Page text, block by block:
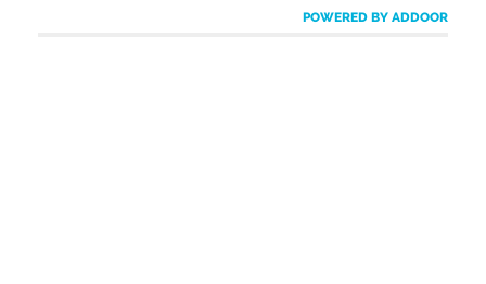
POWERED BY ADDOOR